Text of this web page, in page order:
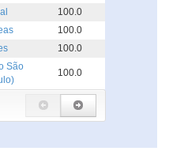
100.0
100.0
100.0
São
100.0